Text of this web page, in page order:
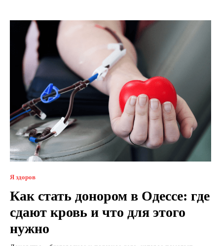
Я здоров
Как стать донором в Одессе: где
сдают кровь и что для этого
нужно